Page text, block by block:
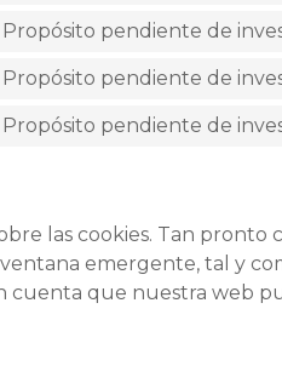
Propósito pendiente de
Propósito pendiente de
Propósito pendiente de
las cookies. Tan pronto
emergente, tal y
cuenta que nuestra web